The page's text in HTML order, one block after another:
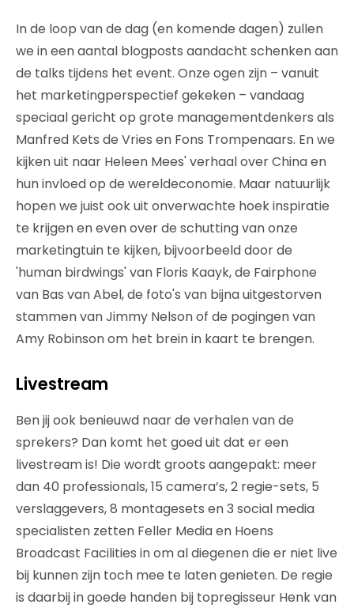
In de loop van de dag (en komende dagen) zullen
we in een aantal blogposts aandacht schenken aan
de talks tijdens het event. Onze ogen zijn – vanuit
het marketingperspectief gekeken – vandaag
speciaal gericht op grote managementdenkers als
Manfred Kets de Vries en Fons Trompenaars. En we
kijken uit naar Heleen Mees' verhaal over China en
hun invloed op de wereldeconomie. Maar natuurlijk
hopen we juist ook uit onverwachte hoek inspiratie
te krijgen en even over de schutting van onze
marketingtuin te kijken, bijvoorbeeld door de
'human birdwings' van Floris Kaayk, de Fairphone
van Bas van Abel, de foto's van bijna uitgestorven
stammen van Jimmy Nelson of de pogingen van
Amy Robinson om het brein in kaart te brengen.
Livestream
Ben jij ook benieuwd naar de verhalen van de
sprekers? Dan komt het goed uit dat er een
livestream is! Die wordt groots aangepakt: meer
dan 40 professionals, 15 camera’s, 2 regie-sets, 5
verslaggevers, 8 montagesets en 3 social media
specialisten zetten Feller Media en Hoens
Broadcast Facilities in om al diegenen die er niet live
bij kunnen zijn toch mee te laten genieten. De regie
is daarbij in goede handen bij topregisseur Henk van